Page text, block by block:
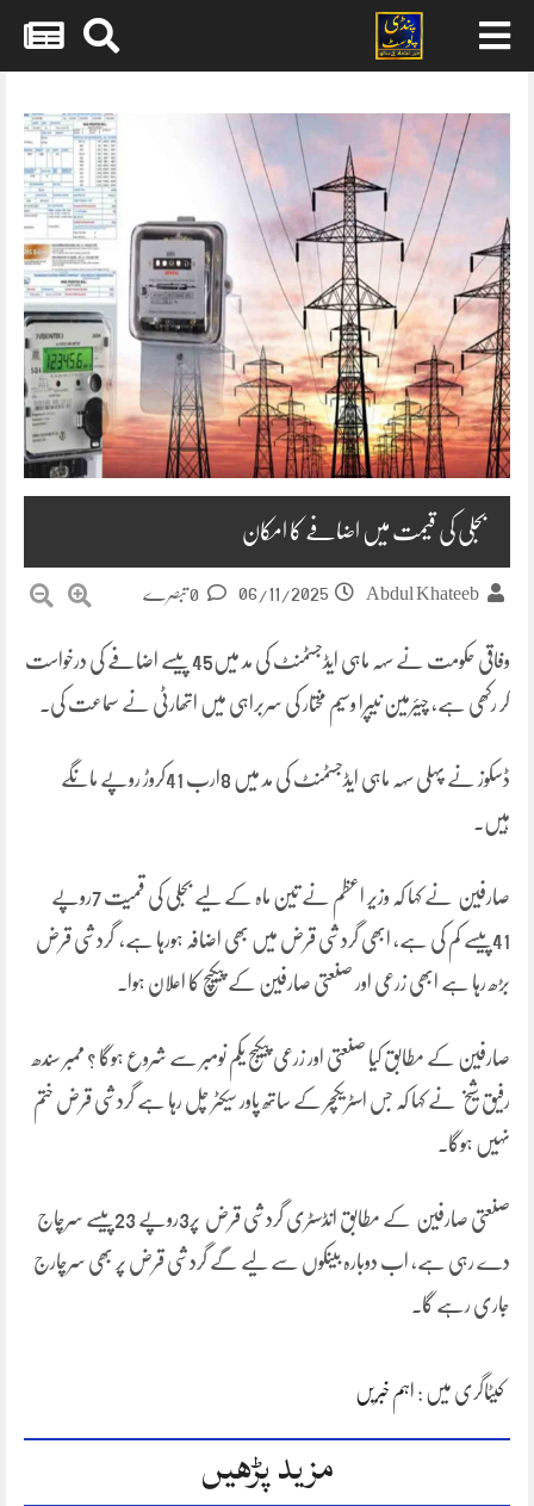
content
بجلی کی قیمت میں اضافے کا امکان
Abdul Khateeb
06/11/2025
وفاقی حکومت نے سہہ ماہی ایڈجسٹمنٹ کی مد میں45 پیسے اضافے کی درخواست
کر رکھی ہے، چیئرمین نیپرا وسیم مختار کی سربراہی میں اتھارٹی نے سماعت کی۔
ڈسکوز نے پہلی سہہ ماہی ایڈجسٹمنٹ کی مد میں 8ارب 41کروڑ روپے مانگے
ہیں۔
صارفین نے کہا کہ وزیر اعظم نے تین ماہ کے لیے بجلی کی قمیت 7روپے
41پیسے کم کی ہے، ابھی گردشی قرض میں بھی اضافہ ہورہا ہے، گردشی قرض
بڑھ رہا ہے ابھی زرعی اور صنعتی صارفین کے پیکیچ کا اعلان ہوا۔
صارفین کے مطابق کیا صنعتی اور زرعی پیکیج یکم نومبر سے شروع ہوگا ؟ ممبر سندھ
رفیق شیخ نے کہا کہ جس اسٹریکچر کے ساتھ پاور سیکٹر چل رہا ہے گردشی قرض ختم
نہیں ہوگا۔
صنعتی صارفین کے مطابق انڈسٹری گردشی قرض پر3روپے 23پیسے سرچاج
دے رہی ہے، اب دوبارہ بینکوں سے لیے گے گردشی قرض پر بھی سرچارج
جاری رہے گا۔
کیٹاگری میں : اہم خبریں
مزید پڑھیں